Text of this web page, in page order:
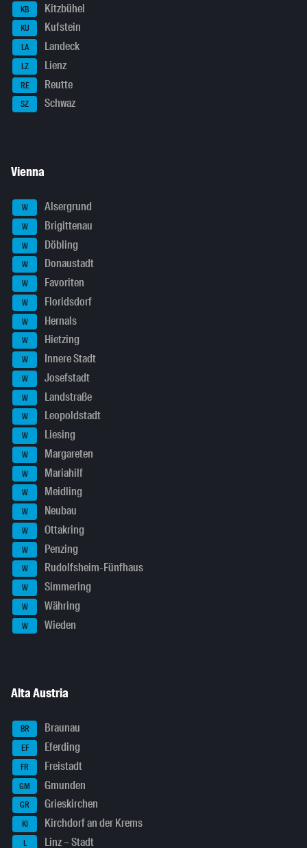
KB Kitzbühel
KU Kufstein
LA Landeck
LZ Lienz
RE Reutte
SZ Schwaz
Vienna
W Alsergrund
W Brigittenau
W Döbling
W Donaustadt
W Favoriten
W Floridsdorf
W Hernals
W Hietzing
W Innere Stadt
W Josefstadt
W Landstraße
W Leopoldstadt
W Liesing
W Margareten
W Mariahilf
W Meidling
W Neubau
W Ottakring
W Penzing
W Rudolfsheim-Fünfhaus
W Simmering
W Währing
W Wieden
Alta Austria
BR Braunau
EF Eferding
FR Freistadt
GM Gmunden
GR Grieskirchen
KI Kirchdorf an der Krems
L Linz – Stadt